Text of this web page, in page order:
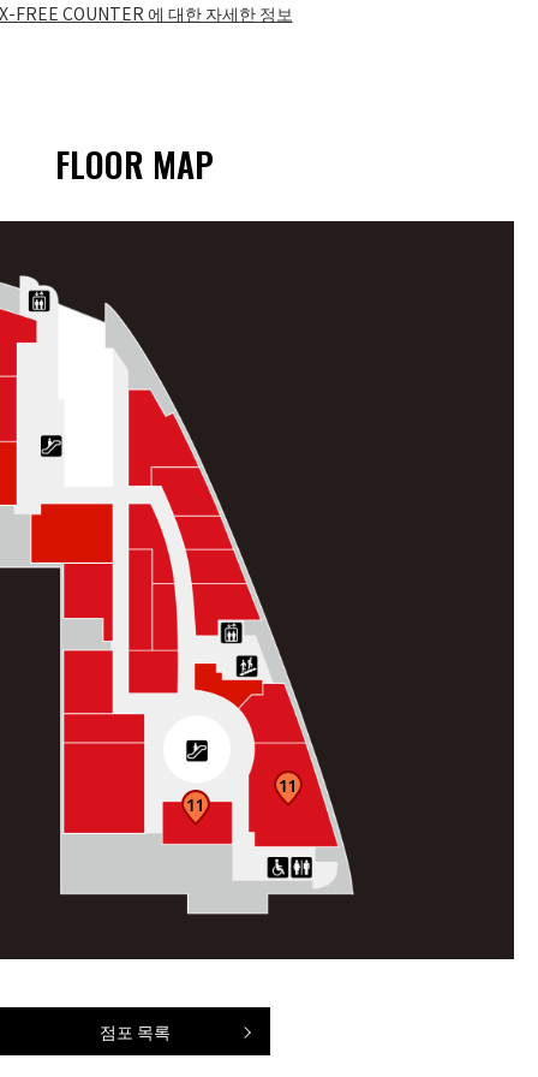
FREE COUNTER 에 대한 자세한 정보​
FLOOR MAP
점포 목록